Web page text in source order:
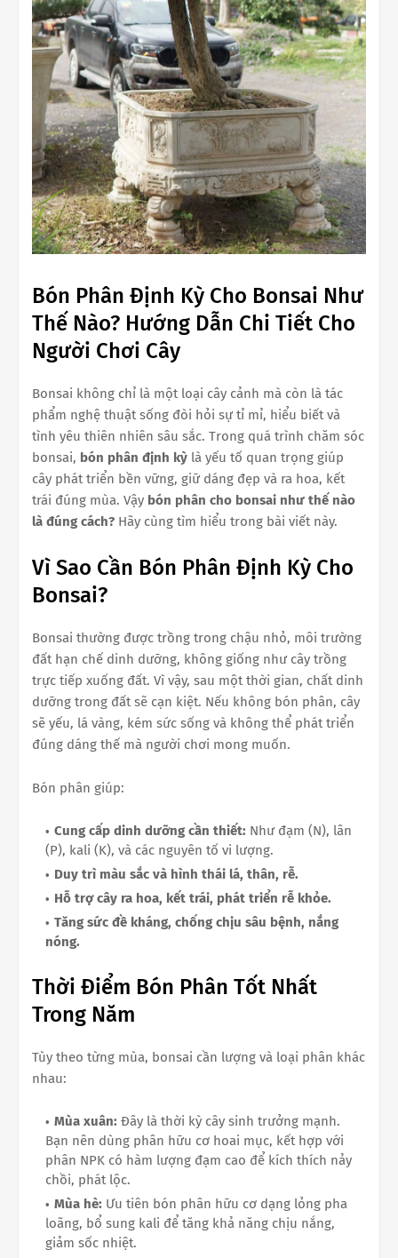
Bón Phân Định Kỳ Cho Bonsai Như
Thế Nào? Hướng Dẫn Chi Tiết Cho
Người Chơi Cây
Bonsai không chỉ là một loại cây cảnh mà còn là tác
phẩm nghệ thuật sống đòi hỏi sự tỉ mỉ, hiểu biết và
tình yêu thiên nhiên sâu sắc. Trong quá trình chăm sóc
bonsai, bón phân định kỳ là yếu tố quan trọng giúp
cây phát triển bền vững, giữ dáng đẹp và ra hoa, kết
trái đúng mùa. Vậy bón phân cho bonsai như thế nào
là đúng cách? Hãy cùng tìm hiểu trong bài viết này.
Vì Sao Cần Bón Phân Định Kỳ Cho
Bonsai?
Bonsai thường được trồng trong chậu nhỏ, môi trường
đất hạn chế dinh dưỡng, không giống như cây trồng
trực tiếp xuống đất. Vì vậy, sau một thời gian, chất dinh
dưỡng trong đất sẽ cạn kiệt. Nếu không bón phân, cây
sẽ yếu, lá vàng, kém sức sống và không thể phát triển
đúng dáng thế mà người chơi mong muốn.
Bón phân giúp:
Cung cấp dinh dưỡng cần thiết: Như đạm (N), lân
(P), kali (K), và các nguyên tố vi lượng.
Duy trì màu sắc và hình thái lá, thân, rễ.
Hỗ trợ cây ra hoa, kết trái, phát triển rễ khỏe.
Tăng sức đề kháng, chống chịu sâu bệnh, nắng
nóng.
Thời Điểm Bón Phân Tốt Nhất
Trong Năm
Tùy theo từng mùa, bonsai cần lượng và loại phân khác
nhau:
Mùa xuân: Đây là thời kỳ cây sinh trưởng mạnh.
Bạn nên dùng phân hữu cơ hoai mục, kết hợp với
phân NPK có hàm lượng đạm cao để kích thích nảy
chồi, phát lộc.
Mùa hè: Ưu tiên bón phân hữu cơ dạng lỏng pha
loãng, bổ sung kali để tăng khả năng chịu nắng,
giảm sốc nhiệt.